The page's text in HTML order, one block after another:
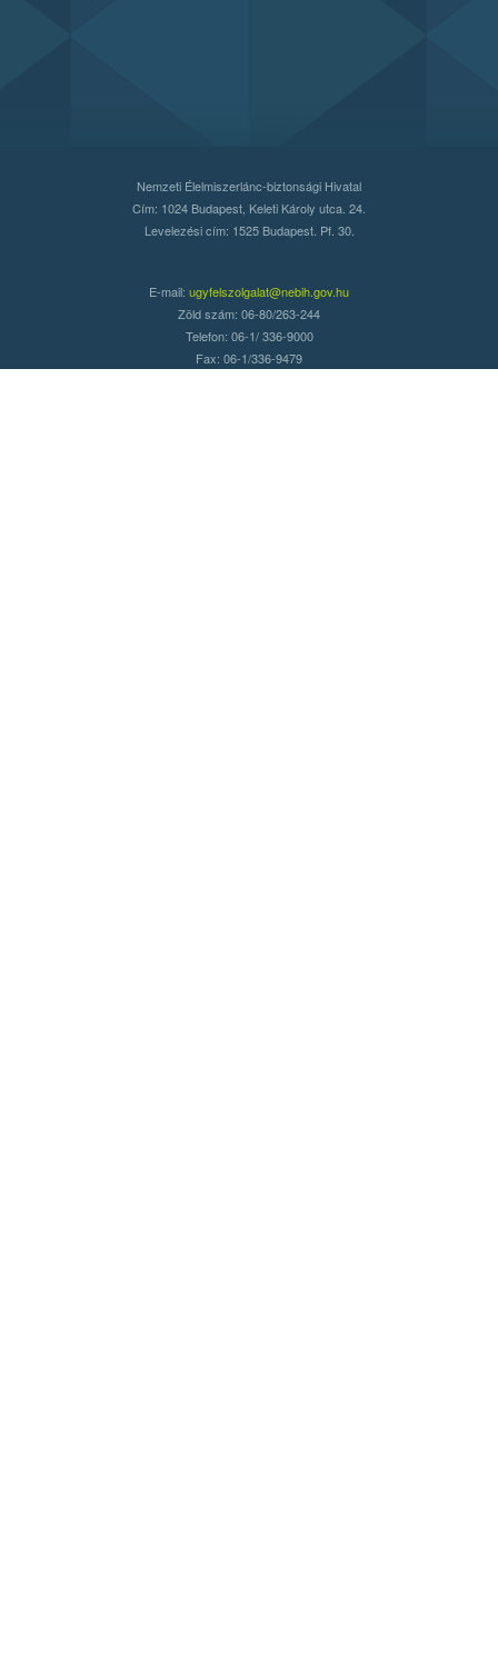
Nemzeti Élelmiszerlánc-biztonsági Hivatal
Cím: 1024 Budapest, Keleti Károly utca. 24.
Levelezési cím: 1525 Budapest. Pf. 30.
E-mail: ugyfelszolgalat@nebih.gov.hu
Zöld szám: 06-80/263-244
Telefon: 06-1/ 336-9000
Fax: 06-1/336-9479